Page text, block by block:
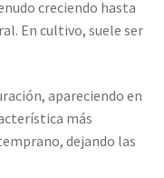
creciendo hasta
En cultivo, suele ser
apareciendo en
más
dejando las